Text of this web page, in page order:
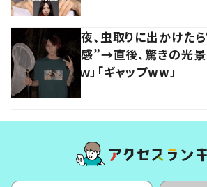
夜、虫取りに出かけた
感”→直後、驚きの光景
ｗ」「ギャップww」